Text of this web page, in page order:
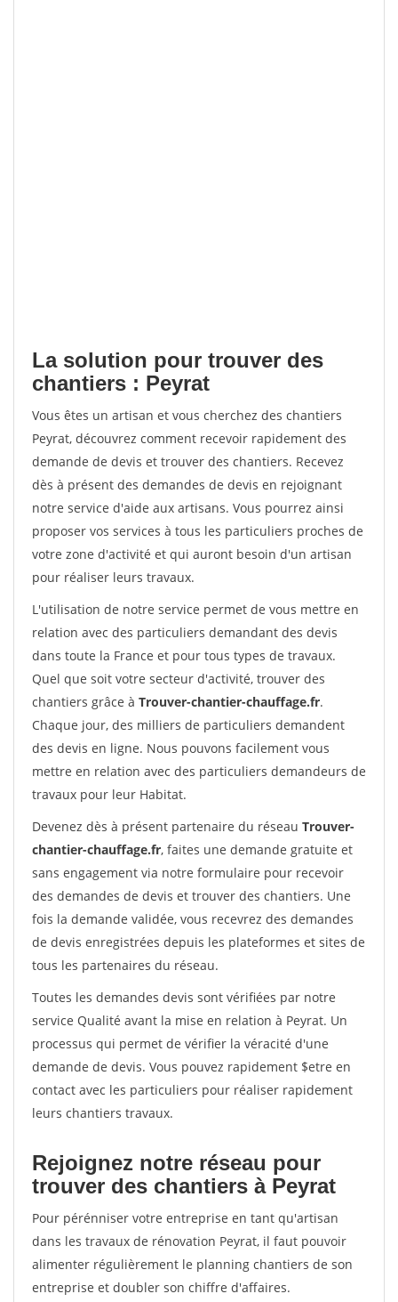
La solution pour trouver des
chantiers : Peyrat
Vous êtes un artisan et vous cherchez des chantiers
Peyrat, découvrez comment recevoir rapidement des
demande de devis et trouver des chantiers. Recevez
dès à présent des demandes de devis en rejoignant
notre service d'aide aux artisans. Vous pourrez ainsi
proposer vos services à tous les particuliers proches de
votre zone d'activité et qui auront besoin d'un artisan
pour réaliser leurs travaux.
L'utilisation de notre service permet de vous mettre en
relation avec des particuliers demandant des devis
dans toute la France et pour tous types de travaux.
Quel que soit votre secteur d'activité, trouver des
chantiers grâce à Trouver-chantier-chauffage.fr.
Chaque jour, des milliers de particuliers demandent
des devis en ligne. Nous pouvons facilement vous
mettre en relation avec des particuliers demandeurs de
travaux pour leur Habitat.
Devenez dès à présent partenaire du réseau Trouver-
chantier-chauffage.fr, faites une demande gratuite et
sans engagement via notre formulaire pour recevoir
des demandes de devis et trouver des chantiers. Une
fois la demande validée, vous recevrez des demandes
de devis enregistrées depuis les plateformes et sites de
tous les partenaires du réseau.
Toutes les demandes devis sont vérifiées par notre
service Qualité avant la mise en relation à Peyrat. Un
processus qui permet de vérifier la véracité d'une
demande de devis. Vous pouvez rapidement $etre en
contact avec les particuliers pour réaliser rapidement
leurs chantiers travaux.
Rejoignez notre réseau pour
trouver des chantiers à Peyrat
Pour pérénniser votre entreprise en tant qu'artisan
dans les travaux de rénovation Peyrat, il faut pouvoir
alimenter régulièrement le planning chantiers de son
entreprise et doubler son chiffre d'affaires.